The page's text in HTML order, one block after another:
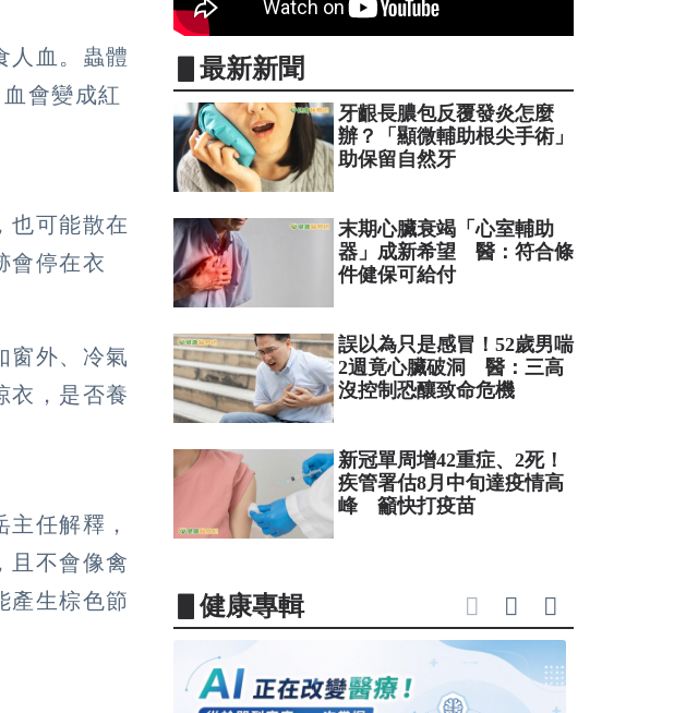
人血。蟲體
會變成紅
也可能散在
會停在衣
窗外、冷氣
衣，是否養
任解釋，
且不會像禽
產生棕色節
▋最新新聞
牙齦長膿包反覆發炎怎麼
辦？「顯微輔助根尖手術」
助保留自然牙
末期心臟衰竭「心室輔助
器」成新希望 醫：符合條
件健保可給付
誤以為只是感冒！52歲男喘
2週竟心臟破洞 醫：三高
沒控制恐釀致命危機
新冠單周增42重症、2死！
疾管署估8月中旬達疫情高
峰 籲快打疫苗
▋健康專輯